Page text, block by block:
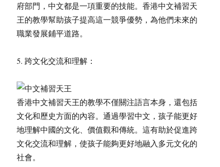
府部門，中文都是一項重要的技能。香港中文補習天
王的教學幫助孩子提高這一競爭優勢，為他們未來的
職業發展鋪平道路。
5. 跨文化交流和理解：
香港中文補習天王的教學不僅關注語言本身，還包括
文化和歷史方面的內容。通過學習中文，孩子能更好
地理解中國的文化、價值觀和傳統。這有助於促進跨
文化交流和理解，使孩子能夠更好地融入多元文化的
社會。